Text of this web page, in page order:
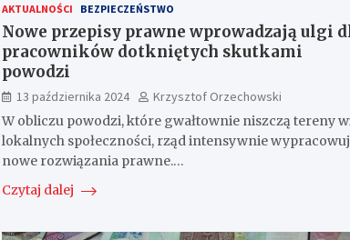
AKTUALNOŚCI BEZPIECZEŃSTWO
Nowe przepisy prawne wprowadzają ulgi
pracowników dotkniętych skutkami
powodzi
13 października 2024
Krzysztof Orzechowski
W obliczu powodzi, które gwałtownie niszczą tereny
lokalnych społeczności, rząd intensywnie
nowe rozwiązania prawne.…
Czytaj dalej